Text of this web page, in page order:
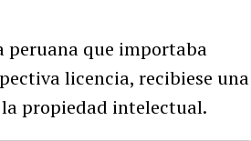
peruana que importaba
licencia, recibiese una
propiedad intelectual.